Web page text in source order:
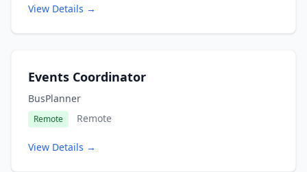
View Details →
Events Coordinator
BusPlanner
Remote Remote
View Details →